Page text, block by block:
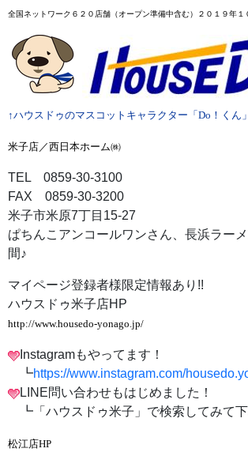
全国ネットワーク６２０店舗 （オープン準備中含む）２０１９年１
↑ハウスドゥのマスコットキャラクター「Do！くん
米子店／西日本ホーム㈱
TEL 0859-30-3100
FAX 0859-30-3200
米子市米原7丁目15-27
ぱちんこアンコールワンさん、長浜ラー
間♪
マイページ登録者様限定情報あり!!
ハウスドゥ米子店HP
http://www.housedo-yonago.jp/
Instagramもやってます！
┗https://www.instagram.com/
LINE問い合わせもはじめました！
┗「ハウスドゥ米子」で検索してみて下
松江店HP